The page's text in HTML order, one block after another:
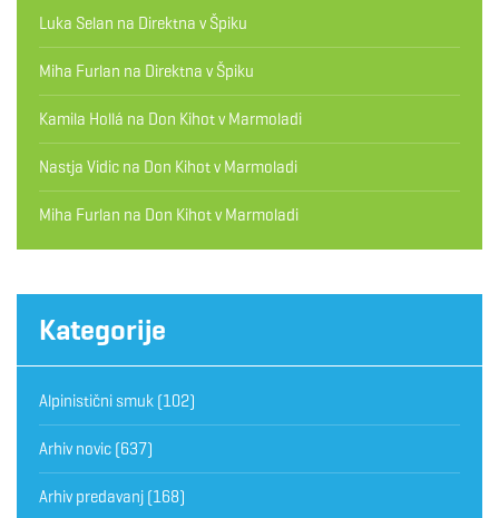
Luka Selan na Direktna v Špiku
Miha Furlan na Direktna v Špiku
Kamila Hollá na Don Kihot v Marmoladi
Nastja Vidic na Don Kihot v Marmoladi
Miha Furlan na Don Kihot v Marmoladi
Kategorije
Alpinistični smuk (102)
Arhiv novic (637)
Arhiv predavanj (168)